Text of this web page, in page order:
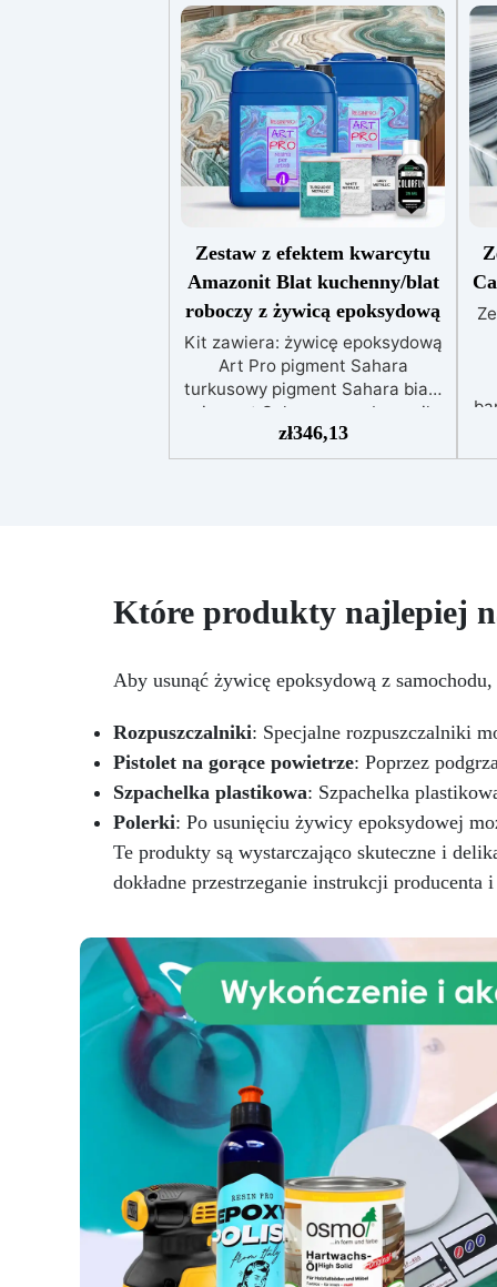
Zestaw z efektem kwarcytu
Amazonit Blat kuchenny/blat
roboczy z żywicą epoksydową
Kit zawiera: żywicę epoksydową
Art Pro pigment Sahara
turkusowy pigment Sahara biały
pigment Sahara szary barwnik
biały Izopropanol 99,9% Zestaw
Efektu Kwarcu Amazonitu do
chcą przekształcić swoje
przestrzenie w wyrafinowany i
Stworzony, aby naśladować
naturalne piękno kwarcu
się żywymi odcieniami zieleni i
unikalnymi żyłami, które
odtwarzają luksusowy i
poszukiwany wygląd
prawdziwego kamienia w sposób
zadziwiająco realistyczny.
Zawierający pierwszorzędny
pigmentami, które zapewniają
jednolite wykończenie i żywe
kolory, które nie blakną z
czasem. Jego zaawansowana
formuła gwarantuje wyższą
odporność na ciepło, zadrapania
i wodę, czyniąc go nie tylko
wyborem estetycznym, ale także
funkcjonalnym do kuchni i
łazienek. Łatwy w użyciu, zestaw
zawiera szczegółowe instrukcje
krok po kroku, co czyni go
dostępnym nawet dla tych,
którzy nie mają wcześniejszego
doświadczenia z żywicą
zł346,13
Które produkty najlepiej
Aby usunąć żywicę epoksydową z
Rozpuszczalniki: Specjalne rozpuszczalniki
Pistolet na gorące powietrze: Poprzez
Szpachelka plastikowa: Szpachelka
Polerki: Po usunięciu żywicy epoksydowej
Te produkty są wystarczająco skuteczne i
dokładne przestrzeganie instrukcji